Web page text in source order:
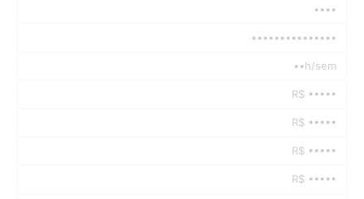
••••
•••••••••••••••
••h/sem
R$ •••••
R$ •••••
R$ •••••
R$ •••••